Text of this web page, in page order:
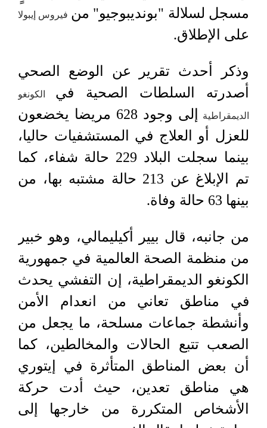
مسجل لسلالة "بونديبوجيو" من فيروس إيبولا
على الإطلاق.
وذكر أحدث تقرير عن الوضع الصحي
أصدرته السلطات الصحية في الكونغو
الديمقراطية
إلى وجود 628 مريضا يخضعون
للعزل أو العلاج في المستشفيات حاليا،
بينما سجلت البلاد 229 حالة شفاء، كما
تم الإبلاغ عن 213 حالة مشتبه بها، من
بينها 63 حالة وفاة.
من جانبه، قال بيير أكيليمالي، وهو خبير
من منظمة الصحة العالمية في جمهورية
الكونغو الديمقراطية، إن التفشي يحدث
في مناطق تعاني من انعدام الأمن
وأنشطة جماعات مسلحة، ما يجعل من
الصعب تتبع الحالات والمخالطين، كما
أن بعض المناطق المتأثرة في إيتوري
هي مناطق تعدين، حيث أدت حركة
الأشخاص المتكررة من خارجها إلى